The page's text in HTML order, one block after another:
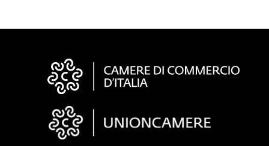
Informazioni
"Fattura